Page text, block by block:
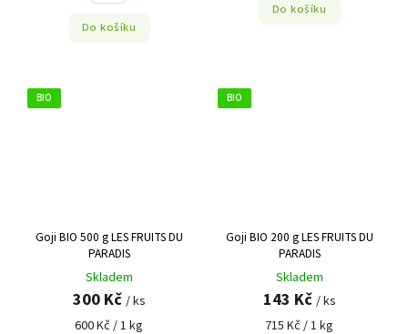
Do košíku
Do košíku
BIO
Goji BIO 500 g LES FRUITS DU
PARADIS
Skladem
300 Kč / ks
600 Kč / 1 kg
BIO
Goji BIO 200 g LES FRUITS DU
PARADIS
Skladem
143 Kč / ks
715 Kč / 1 kg